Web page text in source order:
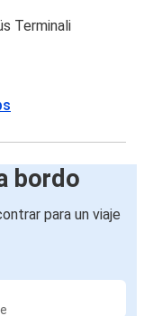
Terminali
bordo
para un viaje